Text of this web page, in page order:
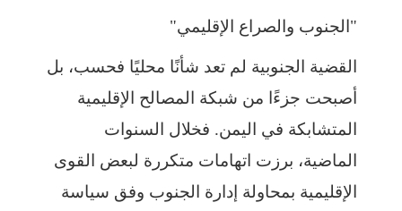
"الجنوب والصراع الإقليمي"
القضية الجنوبية لم تعد شأنًا محليًا فحسب، بل
أصبحت جزءًا من شبكة المصالح الإقليمية
المتشابكة في اليمن. فخلال السنوات
الماضية، برزت اتهامات متكررة لبعض القوى
الإقليمية بمحاولة إدارة الجنوب وفق سياسة